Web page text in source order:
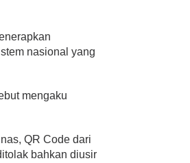
nasional yang
mengaku
QR Code dari
bahkan diusir